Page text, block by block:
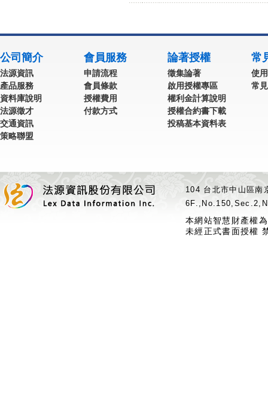
公司簡介
法源資訊
產品服務
資料庫說明
法源徵才
交通資訊
策略聯盟
會員服務
申請流程
會員條款
授權費用
付款方式
論著授權
徵集論著
啟用授權專區
權利金計算說明
授權合約書下載
投稿基本資料表
常
使
常
104 台北市中山區
本網站智慧財產權
未經正式書面授權